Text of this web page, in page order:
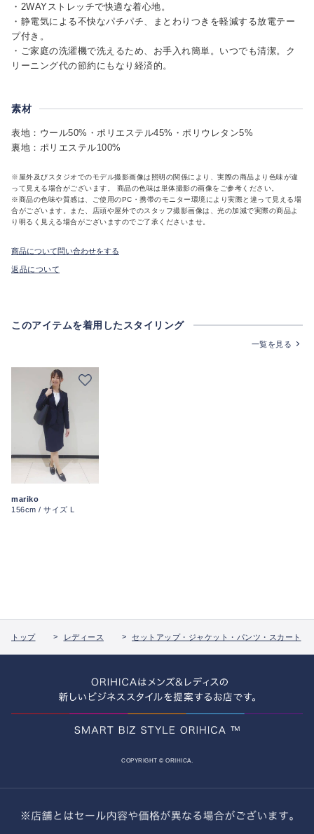
・2WAYストレッチで快適な着心地。
・静電気による不快なパチパチ、まとわりつきを軽減する放電テー
プ付き。
・ご家庭の洗濯機で洗えるため、お手入れ簡単。いつでも清潔。ク
リーニング代の節約にもなり経済的。
素材
表地：ウール50%・ポリエステル45%・ポリウレタン5%
裏地：ポリエステル100%
※屋外及びスタジオでのモデル撮影画像は照明の関係により、実際の商品より色味が違
って見える場合がございます。 商品の色味は単体撮影の画像をご参考ください。
※商品の色味や質感は、ご使用のPC・携帯のモニター環境により実際と違って見える場
合がございます。また、店頭や屋外でのスタッフ撮影画像は、光の加減で実際の商品よ
り明るく見える場合がございますのでご了承くださいませ。
商品について問い合わせをする
返品について
このアイテムを着用したスタイリング
一覧を見る
mariko
156cm / サイズ L
トップ レディース セットアップ・ジャケット・パンツ・スカート
COPYRIGHT © ORIHICA.